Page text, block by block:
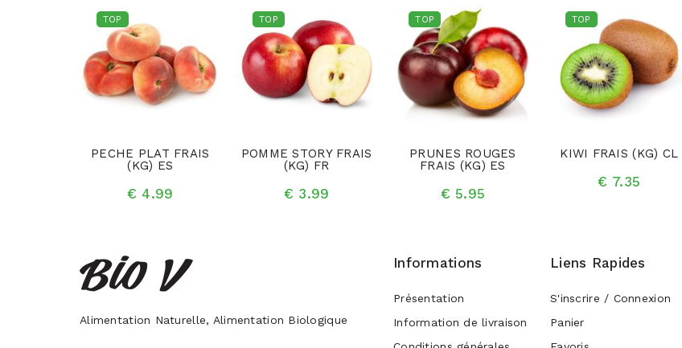
TOP
PECHE PLAT FRAIS
(KG) ES
€ 4.99
TOP
POMME STORY FRAIS
(KG) FR
€ 3.99
TOP
PRUNES ROUGES
FRAIS (KG) ES
€ 5.95
TOP
KIWI FRAIS (KG) CL
€ 7.35
Alimentation Naturelle, Alimentation Biologique
Informations
Présentation
Information de livraison
Liens Rapides
S'inscrire / Connexion
Panier